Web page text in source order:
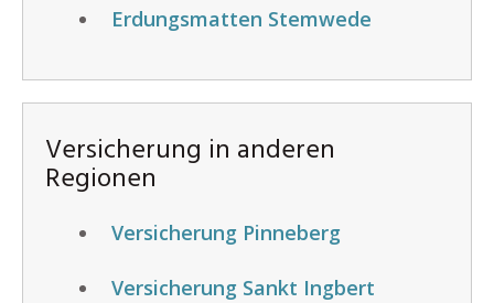
Erdungsmatten Stemwede
Versicherung in anderen
Regionen
Versicherung Pinneberg
Versicherung Sankt Ingbert